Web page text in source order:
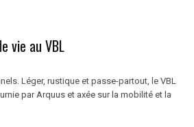
vie au VBL
Léger, rustique et passe-partout, le VBL
par Arquus et axée sur la mobilité et la